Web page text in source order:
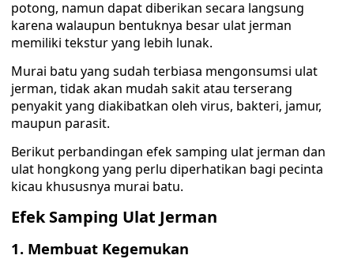
potong, namun dapat diberikan secara langsung
karena walaupun bentuknya besar ulat jerman
memiliki tekstur yang lebih lunak.
Murai batu yang sudah terbiasa mengonsumsi ulat
jerman, tidak akan mudah sakit atau terserang
penyakit yang diakibatkan oleh virus, bakteri, jamur,
maupun parasit.
Berikut perbandingan efek samping ulat jerman dan
ulat hongkong yang perlu diperhatikan bagi pecinta
kicau khususnya murai batu.
Efek Samping Ulat Jerman
1. Membuat Kegemukan